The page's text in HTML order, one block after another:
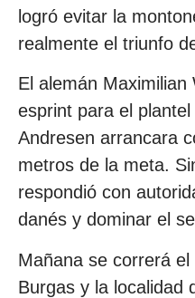
logró evitar la
realmente el triunfo
El alemán Maximilian
esprint para el
Andresen arrancara
metros de la meta.
respondió con
danés y dominar el
Mañana se correrá
Burgas y la localidad